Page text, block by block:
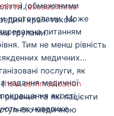
(exceed three
країн також
групами.
), обмеженими
протоколами. Може
питанням
Тим не менш рівність
медичних
послуги, як
(how communication
та які пацієнти
медичною
надання медичної
якості
як невелике